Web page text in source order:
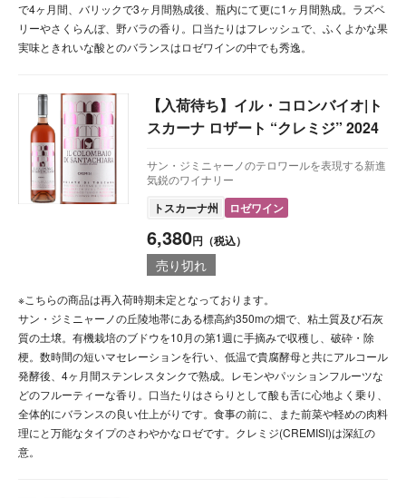
で4ヶ月間、バリックで3ヶ月間熟成後、瓶内にて更に1ヶ月間熟成。ラズベ
リーやさくらんぼ、野バラの香り。口当たりはフレッシュで、ふくよかな果
実味ときれいな酸とのバランスはロゼワインの中でも秀逸。
【入荷待ち】イル・コロンバイオ|ト
スカーナ ロザート “クレミジ” 2024
サン・ジミニャーノのテロワールを表現する新進
気鋭のワイナリー
トスカーナ州 ロゼワイン
6,380円（税込）
売り切れ
※こちらの商品は再入荷時期未定となっております。
サン・ジミニャーノの丘陵地帯にある標高約350mの畑で、粘土質及び石灰
質の土壌。有機栽培のブドウを10月の第1週に手摘みで収穫し、破砕・除
梗。数時間の短いマセレーションを行い、低温で貴腐酵母と共にアルコール
発酵後、4ヶ月間ステンレスタンクで熟成。レモンやパッションフルーツな
どのフルーティーな香り。口当たりはさらりとして酸も舌に心地よく乗り、
全体的にバランスの良い仕上がりです。食事の前に、また前菜や軽めの肉料
理にと万能なタイプのさわやかなロゼです。クレミジ(CREMISI)は深紅の
意。